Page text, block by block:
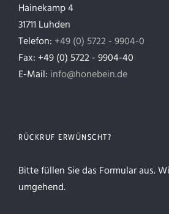
Hainekamp 4
31711 Luhden
Telefon: +49 (0) 5722 - 9904-0
Fax: +49 (0) 5722 - 9904-40
E-Mail: info@honebein.de
RÜCKRUF ERWÜNSCHT?
Bitte füllen Sie das Formular aus.
umgehend.